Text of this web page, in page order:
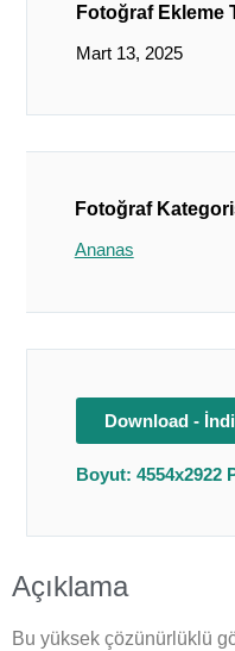
Fotoğraf Ekleme
Mart 13, 2025
Fotoğraf
Ananas
Download -
Boyut: 4554x2922
Açıklama
Bu yüksek çözünürlüklü